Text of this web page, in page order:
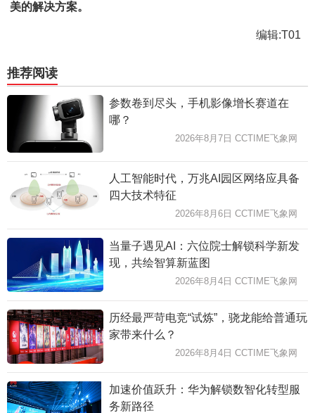
美的解决方案。
编辑:T01
推荐阅读
参数卷到尽头，手机影像增长赛道在
哪？
2026年8月7日 CCTIME飞象网
人工智能时代，万兆AI园区网络应具备
四大技术特征
2026年8月6日 CCTIME飞象网
当量子遇见AI：六位院士解锁科学新发
现，共绘智算新蓝图
2026年8月4日 CCTIME飞象网
历经最严苛电竞“试炼”，骁龙能给普通玩
家带来什么？
2026年8月4日 CCTIME飞象网
加速价值跃升：华为解锁数智化转型服
务新路径